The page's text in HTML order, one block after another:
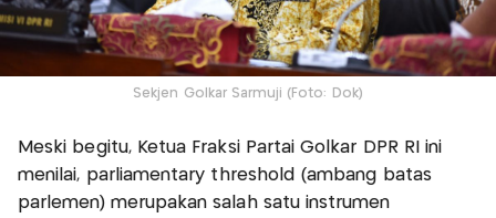
Sekjen Golkar Sarmuji (Foto: Dok)
Meski begitu, Ketua Fraksi Partai Golkar DPR RI ini
menilai, parliamentary threshold (ambang batas
parlemen) merupakan salah satu instrumen